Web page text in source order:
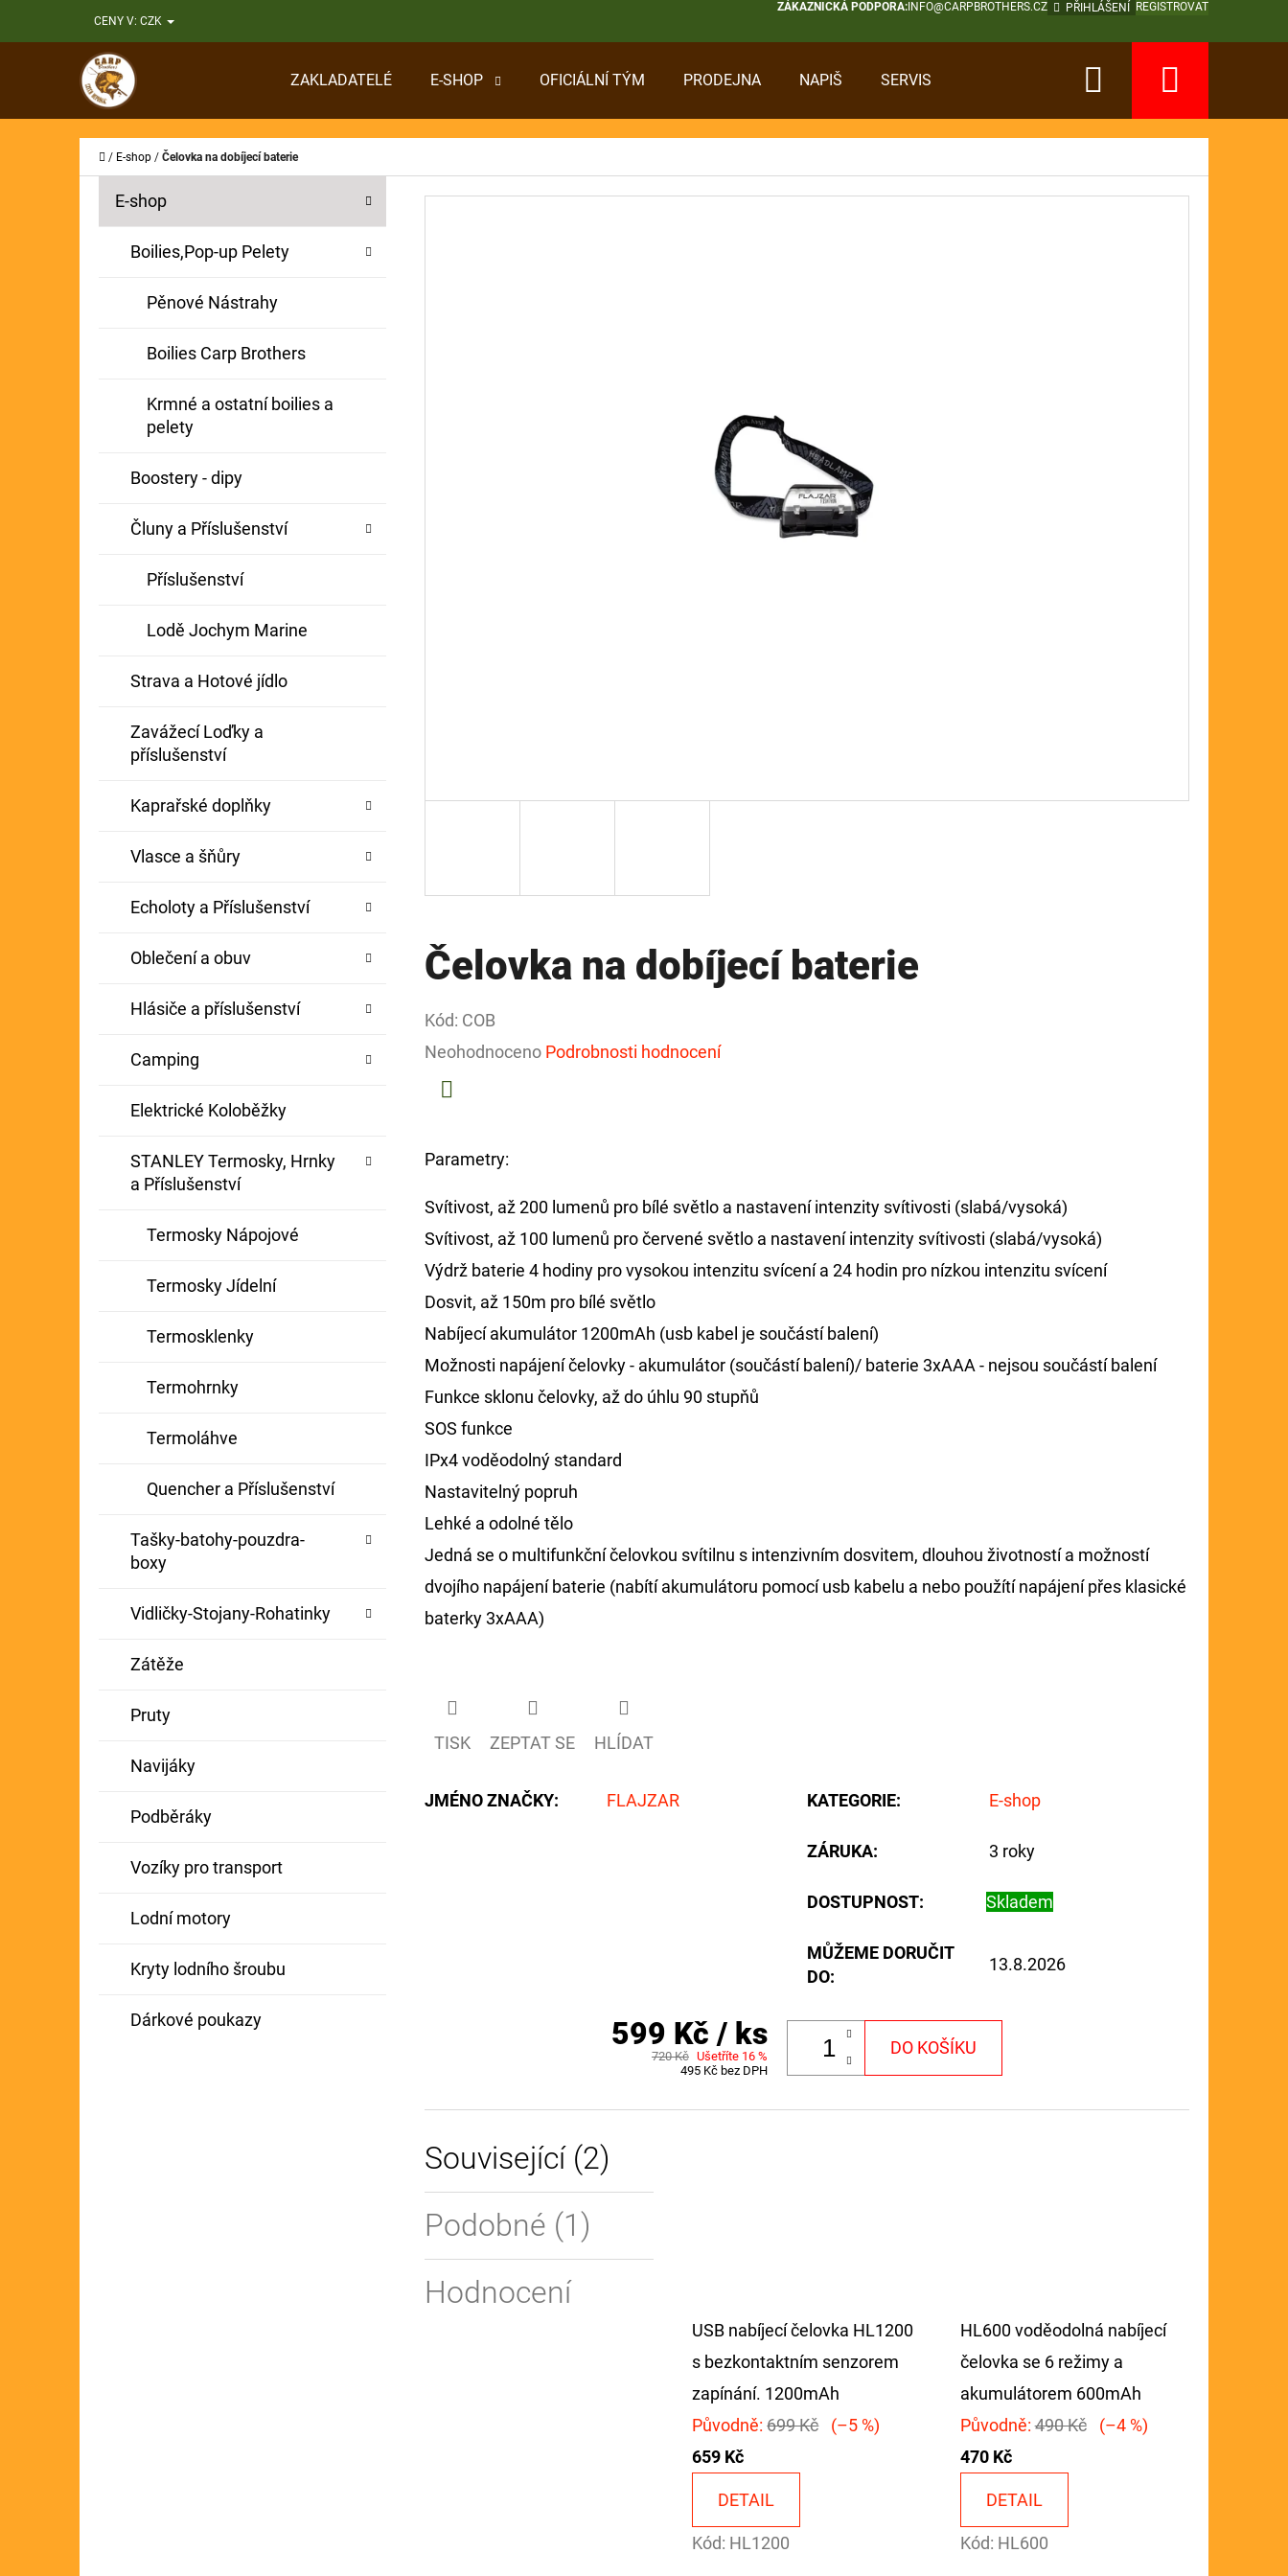
na
CENY V: CZK
ZÁKAZNICKÁ PODPORA:INFO@CARPBROTHERS.CZ PŘIHLÁŠENÍ REGISTROVAT
ZAKLADATELÉ E-SHOP OFICIÁLNÍ TÝM PRODEJNA NAPIŠ SERVIS Hledat
Domů
/ E-shop / Čelovka na dobíjecí baterie
Přeskočit
kategorie
E-shop
Boilies,Pop-up Pelety
Pěnové Nástrahy
Boilies Carp Brothers
Krmné a ostatní boilies a
pelety
Boostery - dipy
Čluny a Příslušenství
Příslušenství
Lodě Jochym Marine
Strava a Hotové jídlo
Zavážecí Loďky a
příslušenství
Kaprařské doplňky
Vlasce a šňůry
Echoloty a Příslušenství
Oblečení a obuv
Hlásiče a příslušenství
Camping
Elektrické Koloběžky
STANLEY Termosky, Hrnky
a Příslušenství
Termosky Nápojové
Termosky Jídelní
Termosklenky
Termohrnky
Termoláhve
Quencher a Příslušenství
Tašky-batohy-pouzdra-
boxy
Vidličky-Stojany-Rohatinky
Zátěže
Pruty
Navijáky
Podběráky
Vozíky pro transport
Lodní motory
Kryty lodního šroubu
Dárkové poukazy
Čelovka na dobíjecí baterie
Kód: COB
Průměrné
hodnocení
z
5
hvězdiček.
Neohodnoceno Podrobnosti hodnocení
Parametry:
Svítivost, až 200 lumenů pro bílé světlo a nastavení intenzity svítivosti (slabá/vysoká)
Svítivost, až 100 lumenů pro červené světlo a nastavení intenzity svítivosti (slabá/vysoká)
Výdrž baterie 4 hodiny pro vysokou intenzitu svícení a 24 hodin pro nízkou intenzitu svícení
Dosvit, až 150m pro bílé světlo
Nabíjecí akumulátor 1200mAh (usb kabel je součástí balení)
Možnosti napájení čelovky - akumulátor (součástí balení)/ baterie 3xAAA - nejsou součástí balení
Funkce sklonu čelovky, až do úhlu 90 stupňů
SOS funkce
IPx4 voděodolný standard
Nastavitelný popruh
Lehké a odolné tělo
Jedná se o multifunkční čelovkou svítilnu s intenzivním dosvitem, dlouhou životností a možností
dvojího napájení baterie (nabítí akumulátoru pomocí usb kabelu a nebo použítí napájení přes klasické
baterky 3xAAA)
TISK ZEPTAT SE HLÍDAT
JMÉNO ZNAČKY: FLAJZAR KATEGORIE: E-shop
ZÁRUKA: 3 roky
DOSTUPNOST: Skladem
MŮŽEME DORUČIT
DO:
13.8.2026
599 Kč / ks
720 Kč Ušetříte 16 %
495 Kč bez DPH
DO KOŠÍKU
Související (2)
Podobné (1)
Hodnocení
USB nabíjecí čelovka HL1200
s bezkontaktním senzorem
zapínání. 1200mAh
Původně:699 Kč
(–5 %)
659 Kč
DETAIL
Kód: HL1200
HL600 voděodolná nabíjecí
čelovka se 6 režimy a
akumulátorem 600mAh
Původně:490 Kč
(–4 %)
470 Kč
DETAIL
Kód: HL600
O
Í
Zpět
do
obchodu
Zpět
do
obchodu
CO POTŘEBUJETE NAJÍT?
HLEDAT
BOILIE RIG PLUS 25LB
Původně: 79 Kč
FOX CARP SUB FLOAT
202 Kč
Původně: 225 Kč